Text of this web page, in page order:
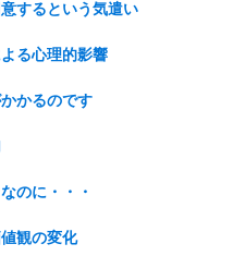
するという気遣い
る心理的影響
かるのです
のに・・・
観の変化